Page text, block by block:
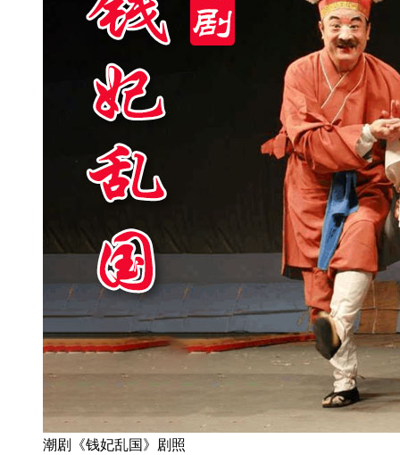
潮剧《钱妃乱国》剧照